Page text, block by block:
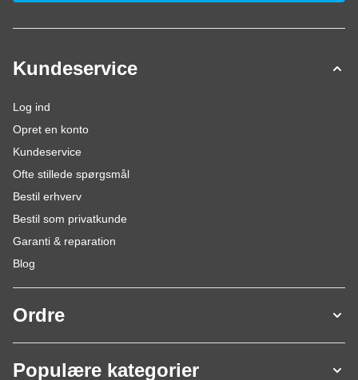
Kundeservice
Log ind
Opret en konto
Kundeservice
Ofte stillede spørgsmål
Bestil erhverv
Bestil som privatkunde
Garanti & reparation
Blog
Ordre
Populære kategorier